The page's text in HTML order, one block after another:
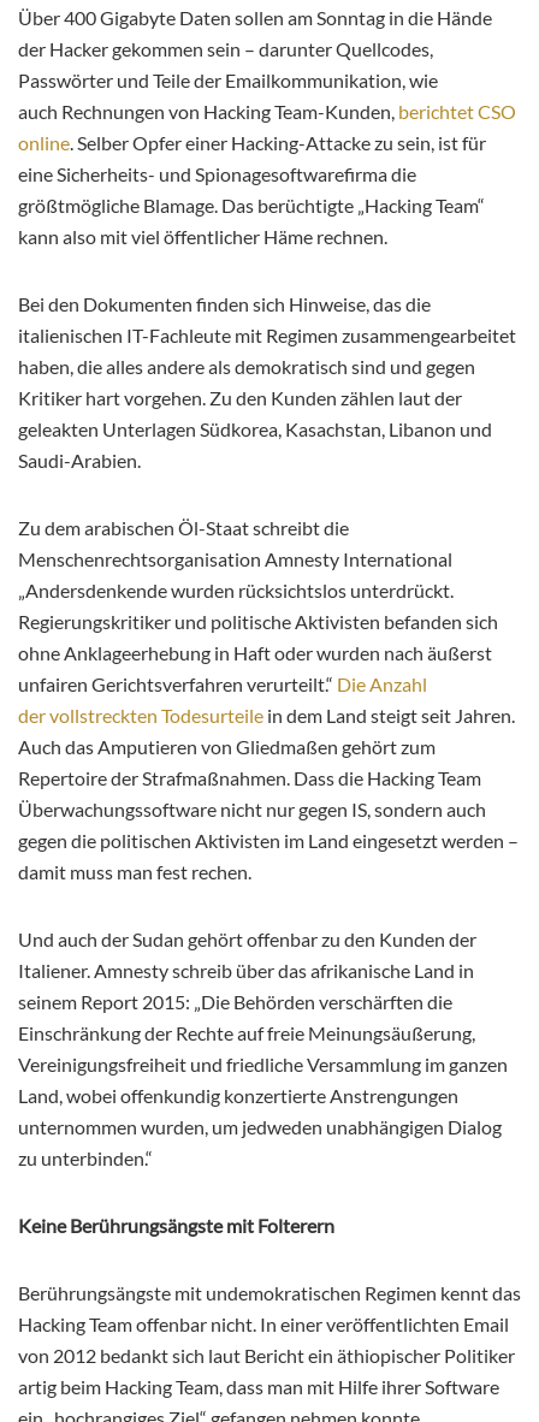
Über 400 Gigabyte Daten sollen am Sonntag in die Hände
der Hacker gekommen sein – darunter Quellcodes,
Passwörter und Teile der Emailkommunikation, wie
auch Rechnungen von Hacking Team-Kunden, berichtet CSO
online. Selber Opfer einer Hacking-Attacke zu sein, ist für
eine Sicherheits- und Spionagesoftwarefirma die
größtmögliche Blamage. Das berüchtigte „Hacking Team“
kann also mit viel öffentlicher Häme rechnen.
Bei den Dokumenten finden sich Hinweise, das die
italienischen IT-Fachleute mit Regimen zusammengearbeitet
haben, die alles andere als demokratisch sind und gegen
Kritiker hart vorgehen. Zu den Kunden zählen laut der
geleakten Unterlagen Südkorea, Kasachstan, Libanon und
Saudi-Arabien.
Zu dem arabischen Öl-Staat schreibt die
Menschenrechtsorganisation Amnesty International
„Andersdenkende wurden rücksichtslos unterdrückt.
Regierungskritiker und politische Aktivisten befanden sich
ohne Anklageerhebung in Haft oder wurden nach äußerst
unfairen Gerichtsverfahren verurteilt.“ Die Anzahl
der vollstreckten Todesurteile in dem Land steigt seit Jahren.
Auch das Amputieren von Gliedmaßen gehört zum
Repertoire der Strafmaßnahmen. Dass die Hacking Team
Überwachungssoftware nicht nur gegen IS, sondern auch
gegen die politischen Aktivisten im Land eingesetzt werden –
damit muss man fest rechen.
Und auch der Sudan gehört offenbar zu den Kunden der
Italiener. Amnesty schreib über das afrikanische Land in
seinem Report 2015: „Die Behörden verschärften die
Einschränkung der Rechte auf freie Meinungsäußerung,
Vereinigungsfreiheit und friedliche Versammlung im ganzen
Land, wobei offenkundig konzertierte Anstrengungen
unternommen wurden, um jedweden unabhängigen Dialog
zu unterbinden.“
Keine Berührungsängste mit Folterern
Berührungsängste mit undemokratischen Regimen kennt das
Hacking Team offenbar nicht. In einer veröffentlichten Email
von 2012 bedankt sich laut Bericht ein äthiopischer Politiker
artig beim Hacking Team, dass man mit Hilfe ihrer Software